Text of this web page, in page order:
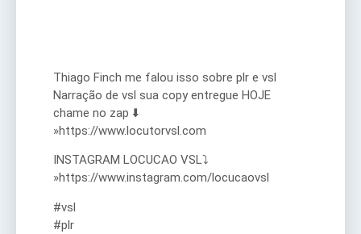
Thiago Finch me falou isso sobre plr e vsl
Narração de vsl sua copy entregue HOJE
chame no zap ⬇️
»https://www.locutorvsl.com
INSTAGRAM LOCUCAO VSL⤵
»https://www.instagram.com/locucaovsl
#vsl
#plr